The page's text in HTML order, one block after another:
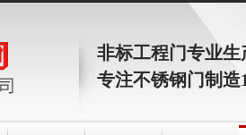
非标工程门专业生
专注不锈钢门制